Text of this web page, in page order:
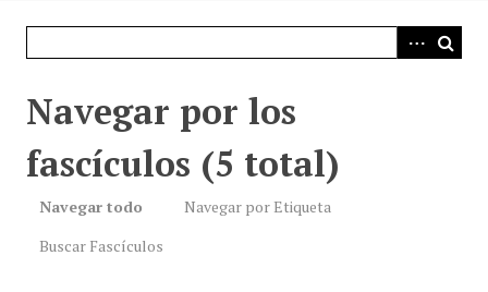
Navegar por los
fascículos (5 total)
Navegar todo
Navegar por Etiqueta
Buscar Fascículos